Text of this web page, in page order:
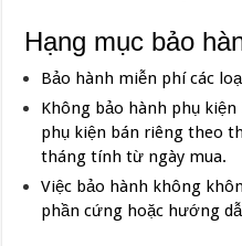
Hạng mục bảo
Bảo hành miễn phí các
Không bảo hành phụ
phụ kiện bán riêng theo
tháng tính từ ngày mua.
Việc bảo hành không
phần cứng hoặc hướng